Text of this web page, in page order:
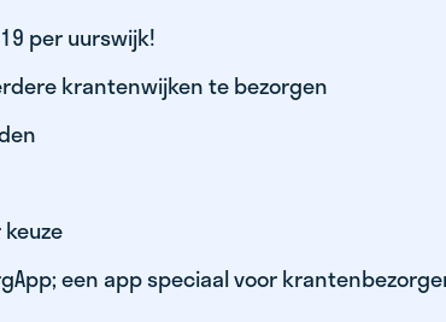
per uurswijk!
krantenwijken te bezorgen
een app speciaal voor